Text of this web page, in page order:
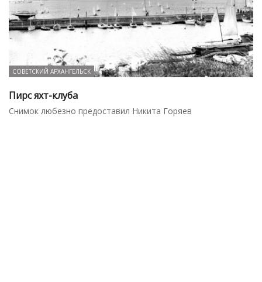
СОВЕТСКИЙ АРХАНГЕЛЬСК
Пирс яхт-клуба
Снимок любезно предоставил Никита Горяев